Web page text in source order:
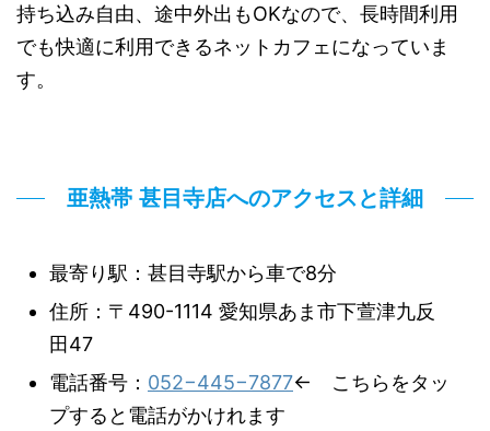
持ち込み自由、途中外出もOKなので、長時間利用
でも快適に利用できるネットカフェになっていま
す。
亜熱帯 甚目寺店へのアクセスと詳細
最寄り駅：甚目寺駅から車で8分
住所：〒490-1114 愛知県あま市下萱津九反
田47
電話番号： 052−445−7877← こちらをタッ
プすると電話がかけれます